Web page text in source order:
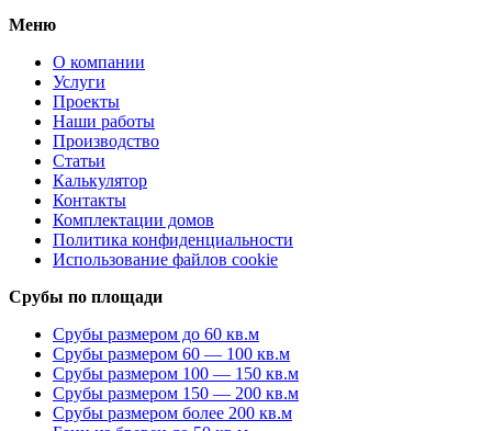
Меню
О компании
Услуги
Проекты
Наши работы
Производство
Статьи
Калькулятор
Контакты
Комплектации домов
Политика конфиденциальности
Использование файлов cookie
Срубы по площади
Срубы размером до 60 кв.м
Срубы размером 60 — 100 кв.м
Срубы размером 100 — 150 кв.м
Срубы размером 150 — 200 кв.м
Срубы размером более 200 кв.м